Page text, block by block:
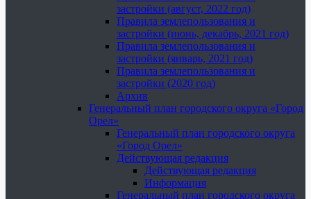
застройки (август, 2022 год)
Правила землепользования и
застройки (июнь, декабрь, 2021 год)
Правила землепользования и
застройки (январь, 2021 год)
Правила землепользования и
застройки (2020 год)
Архив
Генеральный план городского округа «Город
Орел»
Генеральный план городского округа
«Город Орел»
Действующая редакция
Действующая редакция
Информация
Генеральный план городского округа